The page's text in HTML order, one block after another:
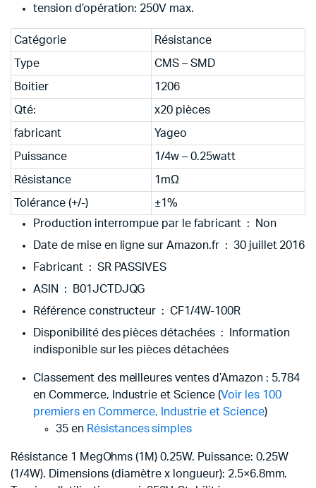
tension d’opération: 250V max.
Catégorie Résistance
Type CMS – SMD
Boitier 1206
Qté: x20 pièces
fabricant Yageo
Puissance 1/4w – 0.25watt
Résistance 1mΩ
Tolérance (+/-)
±1%
Production interrompue par le fabricant ‏ : ‎
Non
Date de mise en ligne sur Amazon.fr ‏ : ‎ 30 juillet 2016
Fabricant ‏ : ‎ SR PASSIVES
ASIN ‏ : ‎
B01JCTDJQG
Référence constructeur ‏ : ‎CF1/4W-100R
Disponibilité des pièces détachées ‏ : ‎
Information
indisponible sur les pièces détachées
Classement des meilleures ventes d’Amazon : 5,784
en Commerce, Industrie et Science (Voir les 100
premiers en Commerce, Industrie et Science)
35 en Résistances simples
Résistance 1 MegOhms (1M) 0.25W. Puissance: 0.25W
(1/4W). Dimensions (diamètre x longueur): 2.5×6.8mm.